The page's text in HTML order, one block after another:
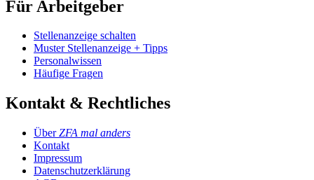
Für Arbeitgeber
Stellenanzeige schalten
Muster Stellenanzeige + Tipps
Personalwissen
Häufige Fragen
Kontakt & Rechtliches
ÜberZFA mal anders
Kontakt
Impressum
Datenschutzerklärung